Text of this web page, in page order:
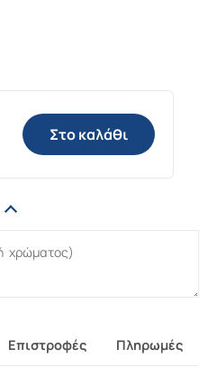
Στο καλάθι
Επιστροφές Πληρωμές